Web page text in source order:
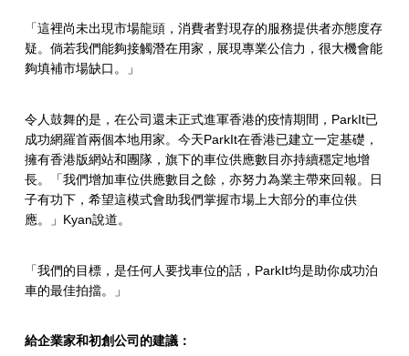
「這裡尚未出現市場龍頭，消費者對現存的服務提供者亦態度存
疑。倘若我們能夠接觸潛在用家，展現專業公信力，很大機會能
夠填補市場缺口。」
令人鼓舞的是，在公司還未正式進軍香港的疫情期間，ParkIt已
成功網羅首兩個本地用家。今天ParkIt在香港已建立一定基礎，
擁有香港版網站和團隊，旗下的車位供應數目亦持續穩定地增
長。「我們增加車位供應數目之餘，亦努力為業主帶來回報。日
子有功下，希望這模式會助我們掌握市場上大部分的車位供
應。」Kyan說道。
「我們的目標，是任何人要找車位的話，ParkIt均是助你成功泊
車的最佳拍擋。」
給企業家和初創公司的建議：